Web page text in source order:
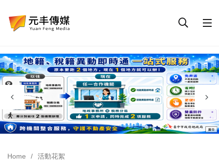
Home
活動花絮